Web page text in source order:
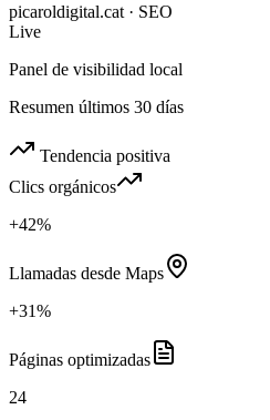
picaroldigital.cat · SEO
Live
Panel de visibilidad local
Resumen últimos 30 días
Tendencia positiva
Clics orgánicos
+42%
Llamadas desde Maps
+31%
Páginas optimizadas
24